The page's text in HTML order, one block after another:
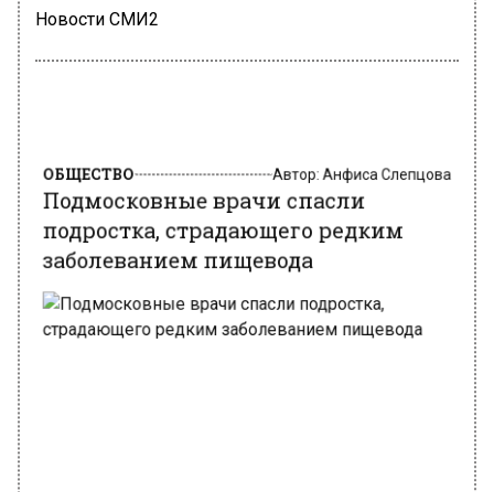
Новости СМИ2
Подмосковные врачи спасли
подростка, страдающего редким
заболеванием пищевода